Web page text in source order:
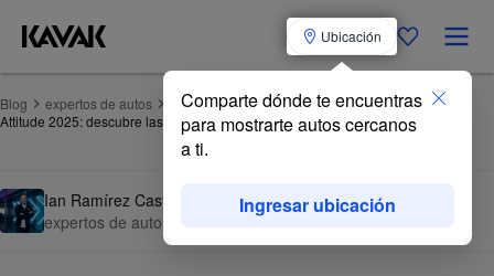
Ubicación
Blog
expertos de autos
Attitude 2025: descubre las ventajas de este sedán confiable
Ian Ramírez Castro
expertos de autos
23 de agosto de 2025
Comparte dónde te encuentras
para mostrarte autos cercanos
a ti.
Ingresar ubicación